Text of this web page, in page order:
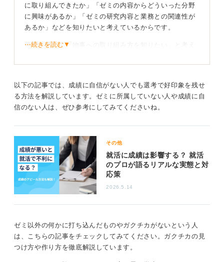
に取り組んできたか」「ゼミの内容からどういった分野
に興味があるか」「ゼミの研究内容と業務との関連性が
あるか」などを知りたいと考えているからです。
質問を通して「物事への取り組み方を知りたい」と考え
ことなどがあれば不利になりません。
ただし「面倒だから入らなかった」といった理由ではな
く、たとえば「長期インターンで、実践的な技術を習得
したかった」「TOEIC800点のスコアを取得したいため
採用担当者は大学でしっかりと学び、経験したことが企
業で活かせるかを見極めています。ゼミに入らなかった
理由をポジティブな理由として説明し、そこから得られ
た経験を今後活かしていきたいと説明すれば、ゼミに入
っていなくてもマイナスにはなりません。
ボランティア活動を積極的におこないたいと考え、ゼミ
に入りませんでした。主に集中豪雨や地震で被災された
⋯続きを読む▼
以下の記事では、成績に自信がない人でも選考で好印象を残せ
る方法を解説しています。ゼミに所属していない人や成績に自
信のない人は、ぜひ参考にしてみてくださいね。
その他
就活に成績は影響する？ 就活
のプロが語るリアルな実態と対
応策
2026.5.14
ゼミ以外の何かに打ち込んだものやガクチカがないという人
は、こちらの記事をチェックしてみてください。ガクチカの見
つけ方や作り方を徹底解説しています。